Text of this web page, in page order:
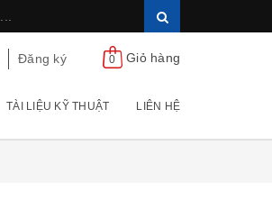
Đăng ký 0 Giỏ hàng
TÀI LIỆU KỸ THUẬT LIÊN HỆ